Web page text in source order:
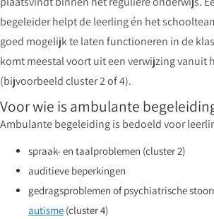
begeleider helpt de leerling én het
goed mogelijk te laten functioneren in de
komt meestal voort uit een verwijzing vanuit
(bijvoorbeeld cluster 2 of 4).
Voor wie is ambulante
Ambulante begeleiding is bedoeld voor
spraak- en taalproblemen (cluster 2)
auditieve beperkingen
gedragsproblemen of psychiatrische
autisme (cluster 4)